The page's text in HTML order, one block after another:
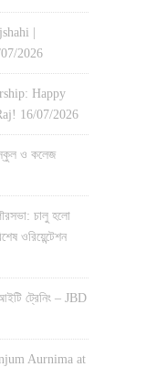
|
2026
Happy
16/07/2026
ও কলেজ
চালু হলো
ওরিয়েন্টেশন
ট্রেনিং – JBD
Aurnima at